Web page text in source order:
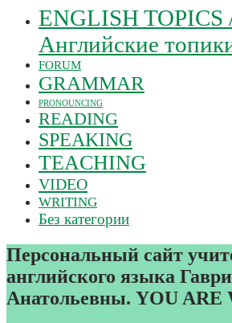
ENGLISH TOPICS
Английские
FORUM
GRAMMAR
PRONOUNCING
READING
SPEAKING
TEACHING
VIDEO
WRITING
Без категории
Персональный сайт
английского языка
Анатольевны. YOU ARE